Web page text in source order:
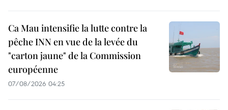
Ca Mau intensifie la lutte contre la
pêche INN en vue de la levée du
"carton jaune" de la Commission
européenne
07/08/2026 04:25